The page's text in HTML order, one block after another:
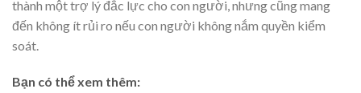
thành một trợ lý đắc lực cho con người, nhưng cũng mang
đến không ít rủi ro nếu con người không nắm quyền kiểm
soát.
Bạn có thể xem thêm: